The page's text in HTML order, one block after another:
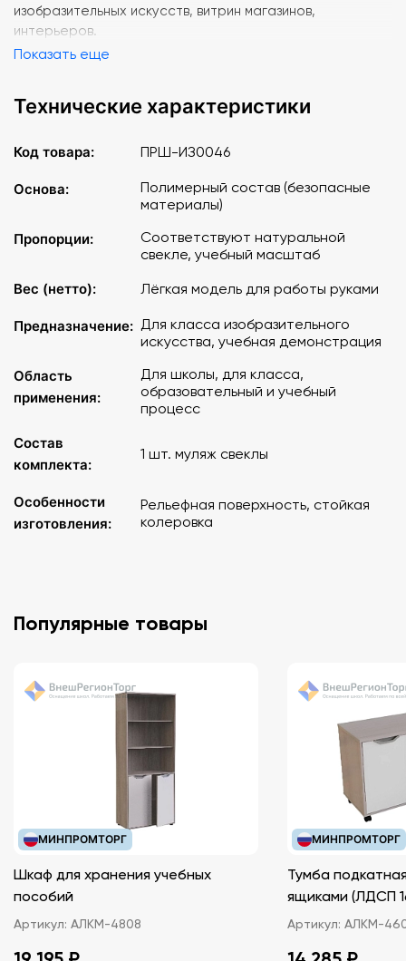
изобразительных искусств, витрин магазинов,
интерьеров.
Показать еще
Технические характеристики
Код товара: ПРШ-ИЗ0046
Основа:
Полимерный состав (безопасные
материалы)
Пропорции:
Соответствуют натуральной
свекле, учебный масштаб
Вес (нетто):
Лёгкая модель для работы руками
Предназначение: Для класса изобразительного
искусства, учебная демонстрация
Область
применения:
Для школы, для класса,
образовательный и учебный
процесс
Состав
комплекта:
1 шт. муляж свеклы
Особенности
изготовления:
Рельефная поверхность, стойкая
колеровка
Популярные товары
МИНПРОМТОРГ
Шкаф для хранения учебных
пособий
Артикул: АЛКМ-4808
МИНПРОМТОРГ
Тумба
ящиками
Артикул: АЛКМ-